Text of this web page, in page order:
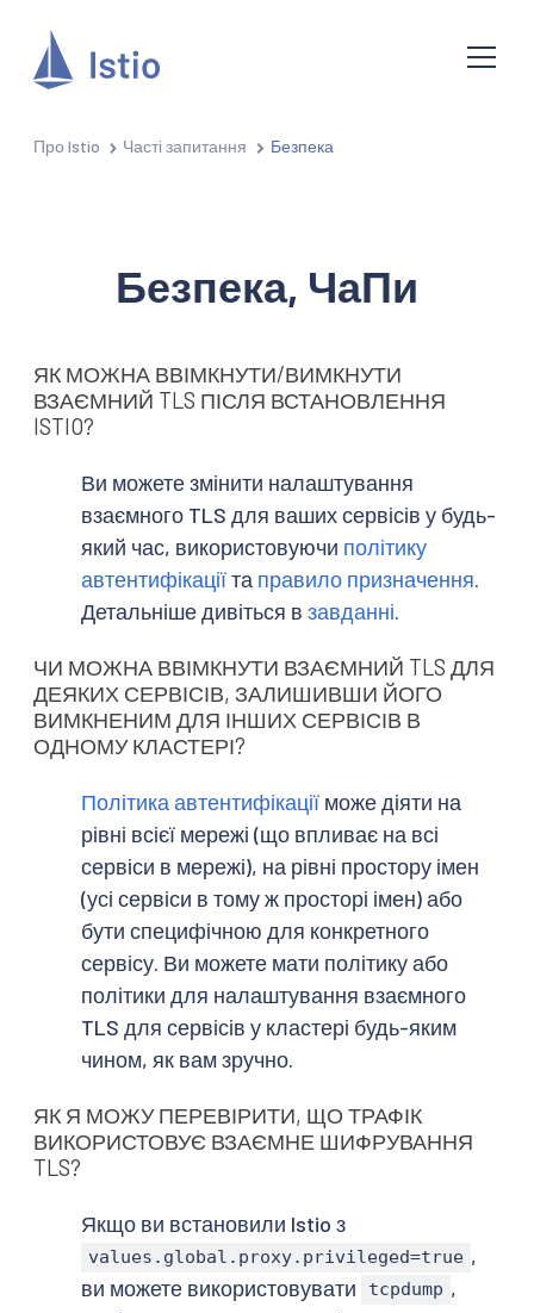
Про Istio Часті запитання Безпека
Безпека, ЧаПи
ЯК МОЖНА ВВІМКНУТИ/ВИМКНУТИ
ВЗАЄМНИЙ TLS ПІСЛЯ ВСТАНОВЛЕННЯ
ISTIO?
Ви можете змінити налаштування
взаємного TLS для ваших сервісів у будь-
який час, використовуючи політику
автентифікаціїта правило призначення.
Детальніше дивіться в завданні.
ЧИ МОЖНА ВВІМКНУТИ ВЗАЄМНИЙ TLS ДЛЯ
ДЕЯКИХ СЕРВІСІВ, ЗАЛИШИВШИ ЙОГО
ВИМКНЕНИМ ДЛЯ ІНШИХ СЕРВІСІВ В
ОДНОМУ КЛАСТЕРІ?
Політика автентифікації може діяти на
рівні всієї мережі (що впливає на всі
сервіси в мережі), на рівні простору імен
(усі сервіси в тому ж просторі імен) або
бути специфічною для конкретного
сервісу. Ви можете мати політику або
політики для налаштування взаємного
TLS для сервісів у кластері будь-яким
чином, як вам зручно.
ЯК Я МОЖУ ПЕРЕВІРИТИ, ЩО ТРАФІК
ВИКОРИСТОВУЄ ВЗАЄМНЕ ШИФРУВАННЯ
TLS?
Якщо ви встановили Istio з
values.global.proxy.privileged=true ,
ви можете використовувати
tcpdump ,